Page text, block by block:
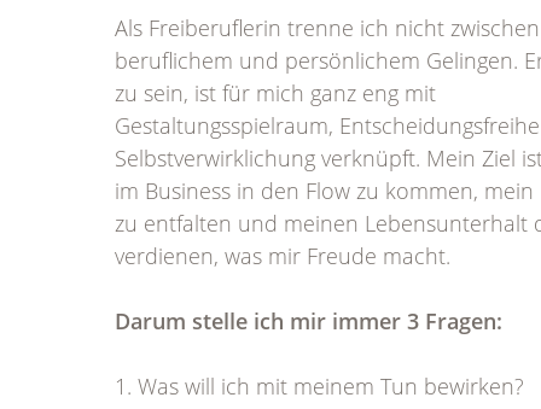
Als Freiberuflerin trenne ich nicht zwischen
beruflichem und persönlichem Gelingen.
zu sein, ist für mich ganz eng mit
Gestaltungsspielraum,
Selbstverwirklichung verknüpft. Mein Ziel
im Business in den Flow zu kommen, mein
zu entfalten und meinen Lebensunterhalt
verdienen, was mir Freude macht.
Darum stelle ich mir immer 3 Fragen:
1. Was will ich mit meinem Tun bewirken?